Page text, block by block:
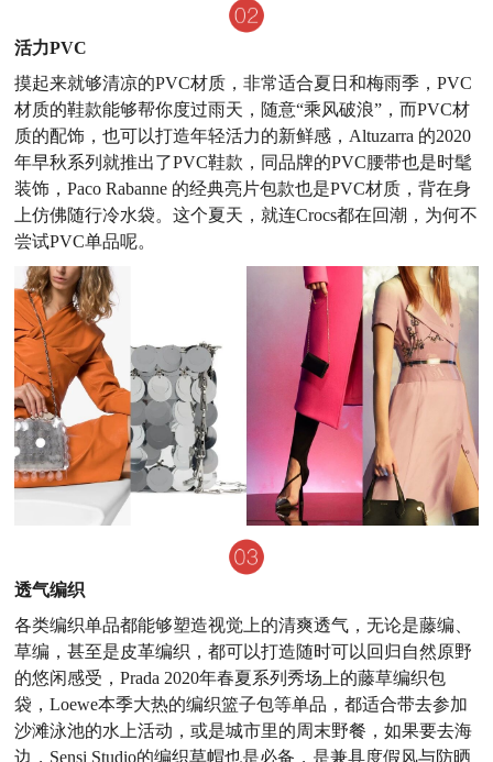
活力PVC
摸起来就够清凉的PVC材质，非常适合夏日和梅雨季，PVC
材质的鞋款能够帮你度过雨天，随意“乘风破浪”，而PVC材
质的配饰，也可以打造年轻活力的新鲜感，Altuzarra 的2020
年早秋系列就推出了PVC鞋款，同品牌的PVC腰带也是时髦
装饰，Paco Rabanne 的经典亮片包款也是PVC材质，背在身
上仿佛随行冷水袋。这个夏天，就连Crocs都在回潮，为何不
尝试PVC单品呢。
透气编织
各类编织单品都能够塑造视觉上的清爽透气，无论是藤编、
草编，甚至是皮革编织，都可以打造随时可以回归自然原野
的悠闲感受，Prada 2020年春夏系列秀场上的藤草编织包
袋，Loewe本季大热的编织篮子包等单品，都适合带去参加
沙滩泳池的水上活动，或是城市里的周末野餐，如果要去海
边，Sensi Studio的编织草帽也是必备，是兼具度假风与防晒